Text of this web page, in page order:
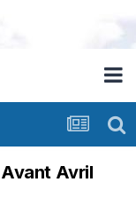
Avril